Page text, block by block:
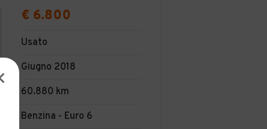
€ 6.800
Usato
Giugno 2018
60.880 km
Benzina - Euro 6